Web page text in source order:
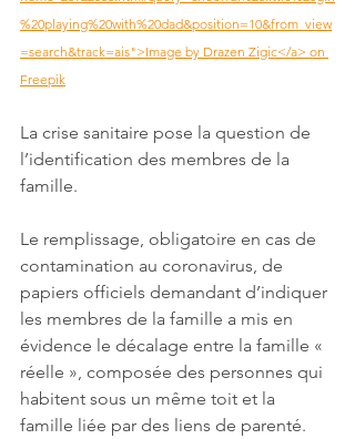
%20playing%20with%20dad&position=10&from_view
=search&track=ais">Image by Drazen Zigic</a> on
Freepik
La crise sanitaire pose la question de
l’identification des membres de la
famille.
Le remplissage, obligatoire en cas de
contamination au coronavirus, de
papiers officiels demandant d’indiquer
les membres de la famille a mis en
évidence le décalage entre la famille «
réelle », composée des personnes qui
habitent sous un même toit et la
famille liée par des liens de parenté.